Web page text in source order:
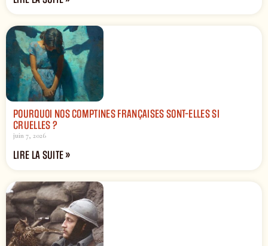
POURQUOI NOS COMPTINES FRANÇAISES SONT-ELLES SI
CRUELLES ?
juin 7, 2026
LIRE LA SUITE »